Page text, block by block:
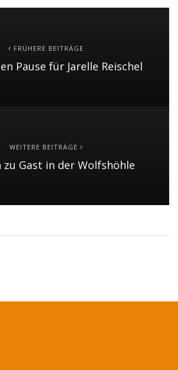
FRÜHERE BEITRÄGE
Pause für Jarelle Reischel
WEITERE BEITRÄGE
zu Gast in der Wolfshöhle